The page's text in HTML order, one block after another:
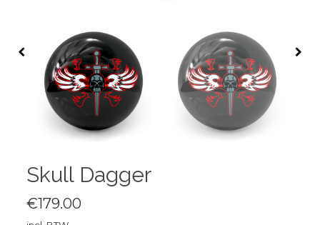
Skull Dagger
€179.00